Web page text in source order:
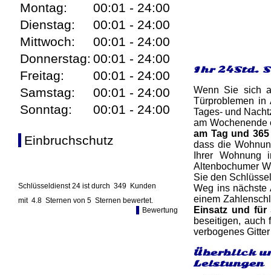
Montag:
00:01 - 24:00
Dienstag:
00:01 - 24:00
Mittwoch:
00:01 - 24:00
Donnerstag: 00:01 - 24:00
Freitag:
00:01 - 24:00
Samstag:
00:01 - 24:00
Sonntag:
00:01 - 24:00
Einbruchschutz
Schlüsseldienst 24 ist durch 349 Kunden
mit 4.8 Sternen von 5 Sternen bewertet.
Bewertung
Ihr 24Std.
Wenn Sie sich
Türproblemen
Tages- und
am
am Tag und
dass die
Ihrer
Altenbochumer
Sie den
Weg ins nächste
einem
Einsatz und für
beseitigen, auch
verbogenes
Überblick
Leistungen